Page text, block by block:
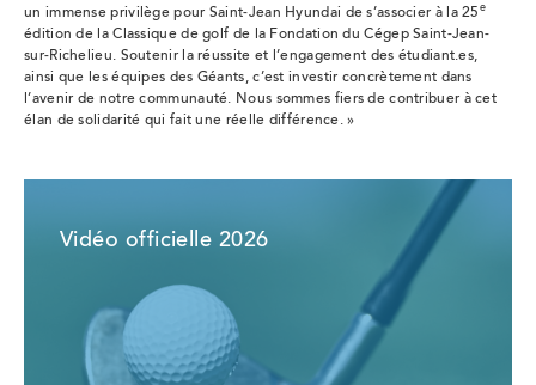
un immense privilège pour Saint-Jean Hyundai de s’associer à la 25 e
édition de la Classique de golf de la Fondation du Cégep Saint-Jean-
sur-Richelieu. Soutenir la réussite et l’engagement des étudiant.es,
ainsi que les équipes des Géants, c’est investir concrètement dans
l’avenir de notre communauté. Nous sommes fiers de contribuer à cet
élan de solidarité qui fait une réelle différence. »
Vidéo officielle 2026